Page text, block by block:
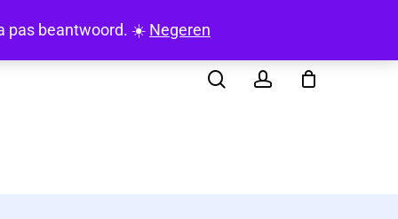
pas beantwoord. ☀️ Negeren